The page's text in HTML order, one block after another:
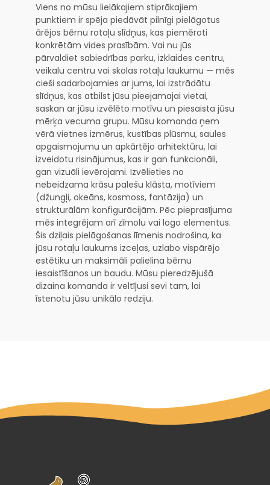
Viens no mūsu lielākajiem stiprākajiem
punktiem ir spēja piedāvāt pilnīgi pielāgotus
ārējos bērnu rotaļu slīdņus, kas piemēroti
konkrētām vides prasībām. Vai nu jūs
pārvaldiet sabiedrības parku, izklaides centru,
veikalu centru vai skolas rotaļu laukumu — mēs
cieši sadarbojamies ar jums, lai izstrādātu
slīdņus, kas atbilst jūsu pieejamajai vietai,
saskan ar jūsu izvēlēto motīvu un piesaista jūsu
mērķa vecuma grupu. Mūsu komanda ņem
vērā vietnes izmērus, kustības plūsmu, saules
apgaismojumu un apkārtējo arhitektūru, lai
izveidotu risinājumus, kas ir gan funkcionāli,
gan vizuāli ievērojami. Izvēlieties no
nebeidzama krāsu palešu klāsta, motīviem
(džungļi, okeāns, kosmoss, fantāzija) un
strukturālām konfigurācijām. Pēc pieprasījuma
mēs integrējam arī zīmolu vai logo elementus.
Šis dziļais pielāgošanas līmenis nodrošina, ka
jūsu rotaļu laukums izceļas, uzlabo vispārējo
estētiku un maksimāli palielina bērnu
iesaistīšanos un baudu. Mūsu pieredzējušā
dizaina komanda ir veltījusi sevi tam, lai
īstenotu jūsu unikālo redziju.